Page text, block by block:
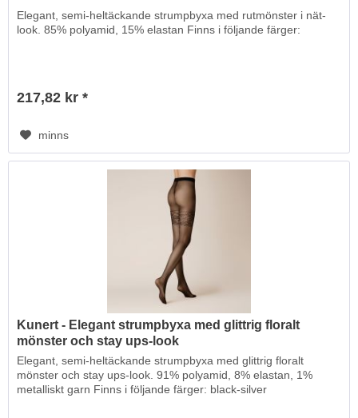
Elegant, semi-heltäckande strumpbyxa med rutmönster i nät-
look. 85% polyamid, 15% elastan Finns i följande färger:
217,82 kr *
minns
Kunert - Elegant strumpbyxa med glittrig floralt
mönster och stay ups-look
Elegant, semi-heltäckande strumpbyxa med glittrig floralt
mönster och stay ups-look. 91% polyamid, 8% elastan, 1%
metalliskt garn Finns i följande färger: black-silver